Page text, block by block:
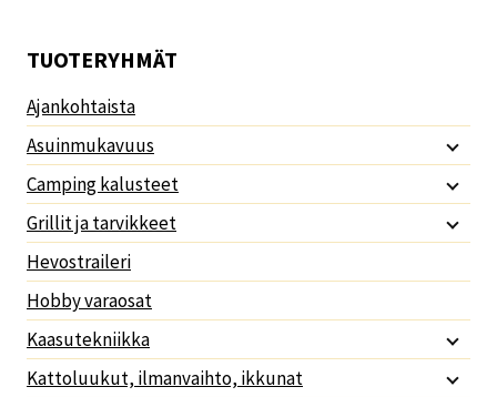
TUOTERYHMÄT
Ajankohtaista
Asuinmukavuus
Camping kalusteet
Grillit ja tarvikkeet
Hevostraileri
Hobby varaosat
Kaasutekniikka
Kattoluukut, ilmanvaihto, ikkunat